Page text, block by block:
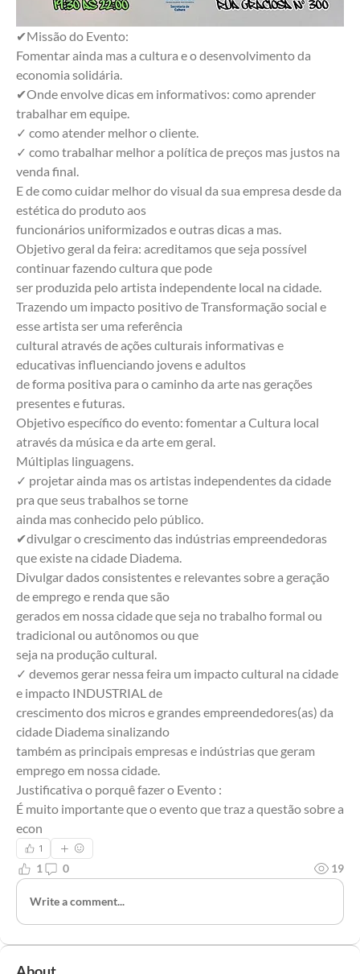
✔Missão do Evento:
Fomentar ainda mas a cultura e o desenvolvimento da
economia solidária.
✔Onde envolve dicas em informativos: como aprender
trabalhar em equipe.
✓ como atender melhor o cliente.
✓ como trabalhar melhor a política de preços mas justos na
venda final.
E de como cuidar melhor do visual da sua empresa desde da
estética do produto aos
funcionários uniformizados e outras dicas a mas.
Objetivo geral da feira: acreditamos que seja possível
continuar fazendo cultura que pode
ser produzida pelo artista independente local na cidade.
Trazendo um impacto positivo de Transformação social e
esse artista ser uma referência
cultural através de ações culturais informativas e
educativas influenciando jovens e adultos
de forma positiva para o caminho da arte nas gerações
presentes e futuras.
Objetivo específico do evento: fomentar a Cultura local
através da música e da arte em geral.
Múltiplas linguagens.
✓ projetar ainda mas os artistas independentes da cidade
pra que seus trabalhos se torne
ainda mas conhecido pelo público.
✔divulgar o crescimento das indústrias empreendedoras
que existe na cidade Diadema.
Divulgar dados consistentes e relevantes sobre a geração
de emprego e renda que são
gerados em nossa cidade que seja no trabalho formal ou
tradicional ou autônomos ou que
seja na produção cultural.
✓ devemos gerar nessa feira um impacto cultural na cidade
e impacto INDUSTRIAL de
crescimento dos micros e grandes empreendedores(as) da
cidade Diadema sinalizando
também as principais empresas e indústrias que geram
emprego em nossa cidade.
Justificativa o porquê fazer o Evento :
É muito importante que o evento que traz a questão sobre a
econ
1
1 0 19
Write a comment...